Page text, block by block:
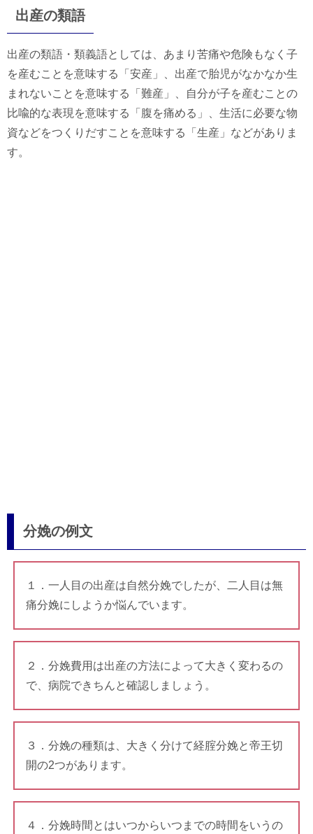
出産の類語
出産の類語・類義語としては、あまり苦痛や危険もなく子
を産むことを意味する「安産」、出産で胎児がなかなか生
まれないことを意味する「難産」、自分が子を産むことの
比喩的な表現を意味する「腹を痛める」、生活に必要な物
資などをつくりだすことを意味する「生産」などがありま
す。
分娩の例文
１．一人目の出産は自然分娩でしたが、二人目は無
痛分娩にしようか悩んでいます。
２．分娩費用は出産の方法によって大きく変わるの
で、病院できちんと確認しましょう。
３．分娩の種類は、大きく分けて経腟分娩と帝王切
開の2つがあります。
４．分娩時間とはいつからいつまでの時間をいうの